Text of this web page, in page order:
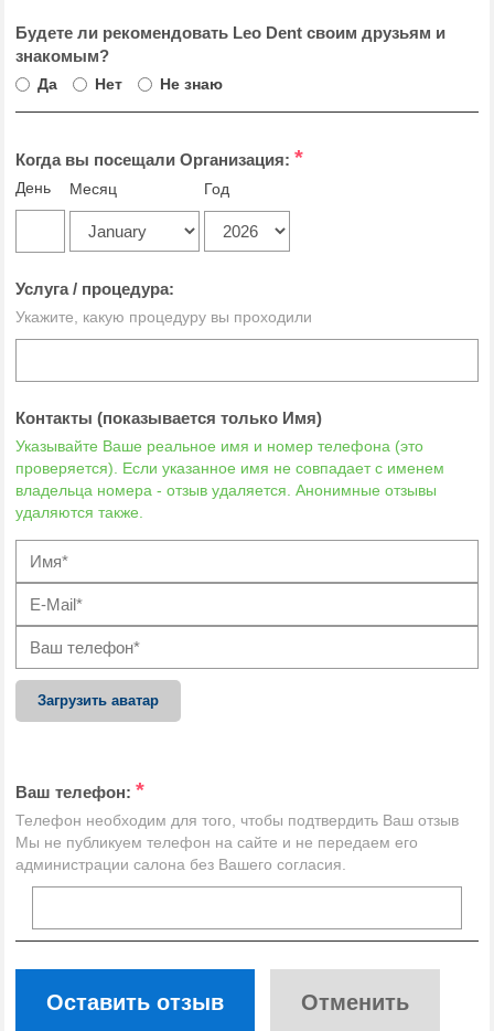
Будете ли рекомендовать Leo Dent своим друзьям и
знакомым?
Да Нет Не знаю
Когда вы посещали Организация: *
День Месяц Год
Услуга / процедура:
Укажите, какую процедуру вы проходили
Контакты (показывается только Имя)
Указывайте Ваше реальное имя и номер телефона (это
проверяется). Если указанное имя не совпадает с именем
владельца номера - отзыв удаляется. Анонимные отзывы
удаляются также.
Загрузить аватар
Ваш телефон: *
Телефон необходим для того, чтобы подтвердить Ваш отзыв
Мы не публикуем телефон на сайте и не передаем его
администрации салона без Вашего согласия.
Оставить отзыв Отменить